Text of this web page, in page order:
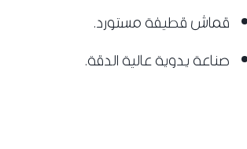
قماش قطيفة مستورد.
صناعة يدوية عالية الدقة.